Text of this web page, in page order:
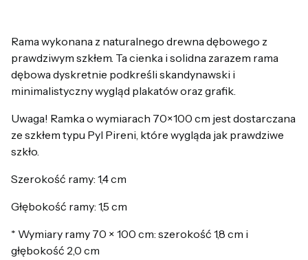
Rama wykonana z naturalnego drewna dębowego z
prawdziwym szkłem. Ta cienka i solidna zarazem rama
dębowa dyskretnie podkreśli skandynawski i
minimalistyczny wygląd plakatów oraz grafik.
Uwaga! Ramka o wymiarach 70×100 cm jest dostarczana
ze szkłem typu Pyl Pireni, które wygląda jak prawdziwe
szkło.
Szerokość ramy: 1,4 cm
Głębokość ramy: 1,5 cm
* Wymiary ramy 70 × 100 cm: szerokość 1,8 cm i
głębokość 2,0 cm